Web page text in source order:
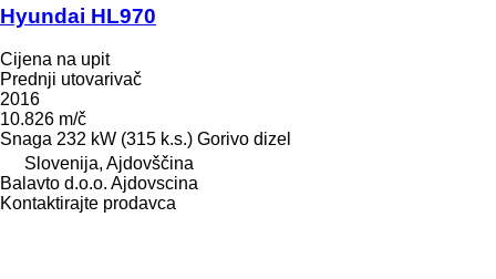
Hyundai HL970
Cijena na upit
Prednji utovarivač
2016
10.826 m/č
Snaga 232 kW (315 k.s.) Gorivo dizel
Slovenija, Ajdovščina
Balavto d.o.o. Ajdovscina
Kontaktirajte prodavca